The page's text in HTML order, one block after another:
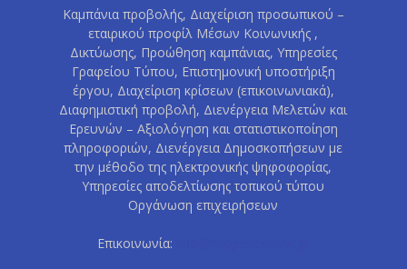
Καμπάνια προβολής, Διαχείριση προσωπικού –
εταιρικού προφίλ Μέσων Κοινωνικής ,
Δικτύωσης, Προώθηση καμπάνιας, Υπηρεσίες
Γραφείου Τύπου, Επιστημονική υποστήριξη
έργου, Διαχείριση κρίσεων (επικοινωνιακά),
Διαφημιστική προβολή, Διενέργεια Μελετών και
Ερευνών – Αξιολόγηση και στατιστικοποίηση
πληροφοριών, Διενέργεια Δημοσκοπήσεων με
την μέθοδο της ηλεκτρονικής ψηφοφορίας,
Υπηρεσίες αποδελτίωσης τοπικού τύπου
Οργάνωση επιχειρήσεων
Επικοινωνία: